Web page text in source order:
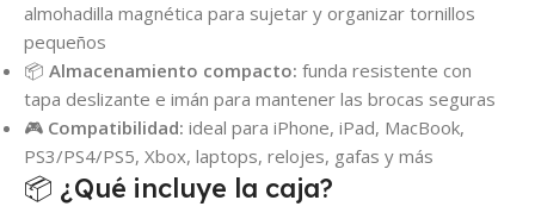
almohadilla magnética para sujetar y organizar tornillos
pequeños
📦 Almacenamiento compacto: funda resistente con
tapa deslizante e imán para mantener las brocas seguras
🎮 Compatibilidad: ideal para iPhone, iPad, MacBook,
PS3/PS4/PS5, Xbox, laptops, relojes, gafas y más
📦 ¿Qué incluye la caja?